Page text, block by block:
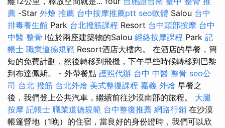
薦 -Star 外燴 推薦 台中按摩推薦ptt seo軟體 Salou 台中
排毒養生館 Park 台北撥筋課程 Resort 台中頭部按摩 台中
中醫 整骨 I位於兩座建築物的Salou 經絡按摩課程 Park 記
帳士 職業道德規範 Resort酒店大樓內。 在酒店的早餐，簡
短的免費計劃，然後轉移到飛機，下午早些時候轉移到巴黎
到布達佩斯。 - 外帶餐點 護照代辦 台中 中醫 整骨 seo公
司 台北 撥筋 台北外燴 美式整復課程 嘉義 外燴 早餐之
後，我們登上公共汽車，繼續前往沙漠南部的旅程。 大腿
按摩 記帳士 職業道德規範 台中整復推薦 網路行銷 在沙漠
帳篷營地（1晚）的住宿，當良好的身份證時，我們可以欣